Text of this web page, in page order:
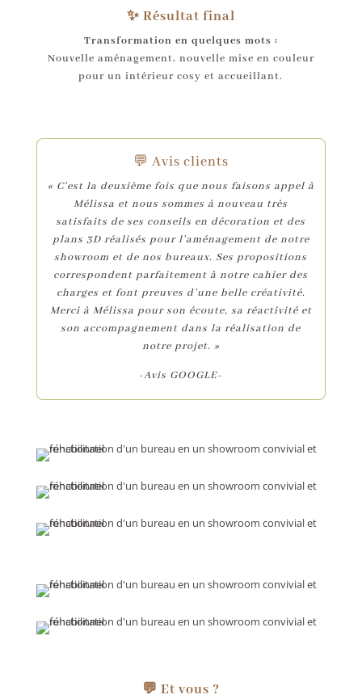
✨ Résultat final
Transformation en quelques mots :
Nouvelle aménagement, nouvelle mise en couleur
pour un intérieur cosy et accueillant.
💬 Avis clients
« C’est la deuxième fois que nous faisons appel à
Mélissa et nous sommes à nouveau très
satisfaits de ses conseils en décoration et des
plans 3D réalisés pour l’aménagement de notre
showroom et de nos bureaux. Ses propositions
correspondent parfaitement à notre cahier des
charges et font preuves d’une belle créativité.
Merci à Mélissa pour son écoute, sa réactivité et
son accompagnement dans la réalisation de
notre projet. »
-Avis GOOGLE-
💬 Et vous ?